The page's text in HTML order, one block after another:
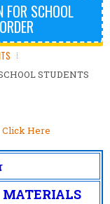
FOR SCHOOL
STUDENTS
Click Here
MATERIALS